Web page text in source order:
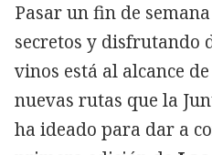
Pasar un fin de
secretos y disfrutando
vinos está al alcance
nuevas rutas que la
ha ideado para dar a